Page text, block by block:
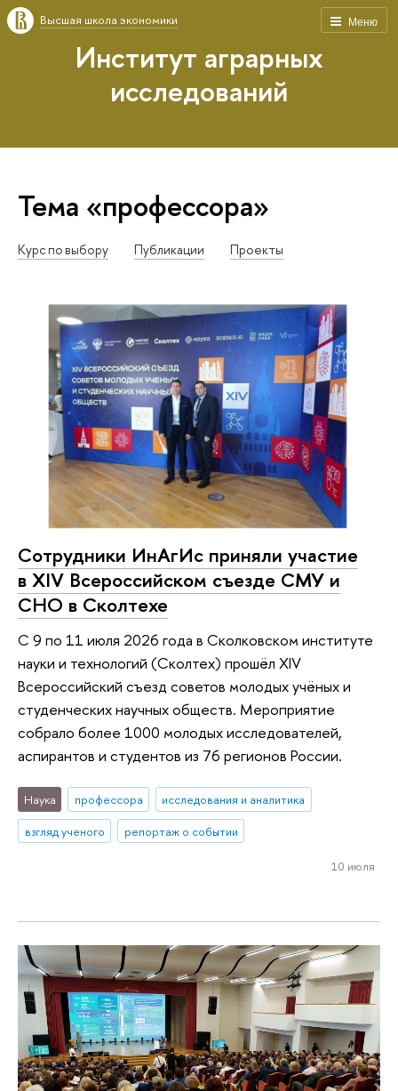
Меню
Высшая школа экономики
Институт аграрных
исследований
Тема «профессора»
Курс по выбору Публикации Проекты
Сотрудники ИнАгИс приняли участие
в XIV Всероссийском съезде СМУ и
СНО в Сколтехе
С 9 по 11 июля 2026 года в Сколковском институте
науки и технологий (Сколтех) прошёл XIV
Всероссийский съезд советов молодых учёных и
студенческих научных обществ. Мероприятие
собрало более 1000 молодых исследователей,
аспирантов и студентов из 76 регионов России.
Наука профессора
исследования и аналитика
взгляд ученого
репортаж о событии
10 июля